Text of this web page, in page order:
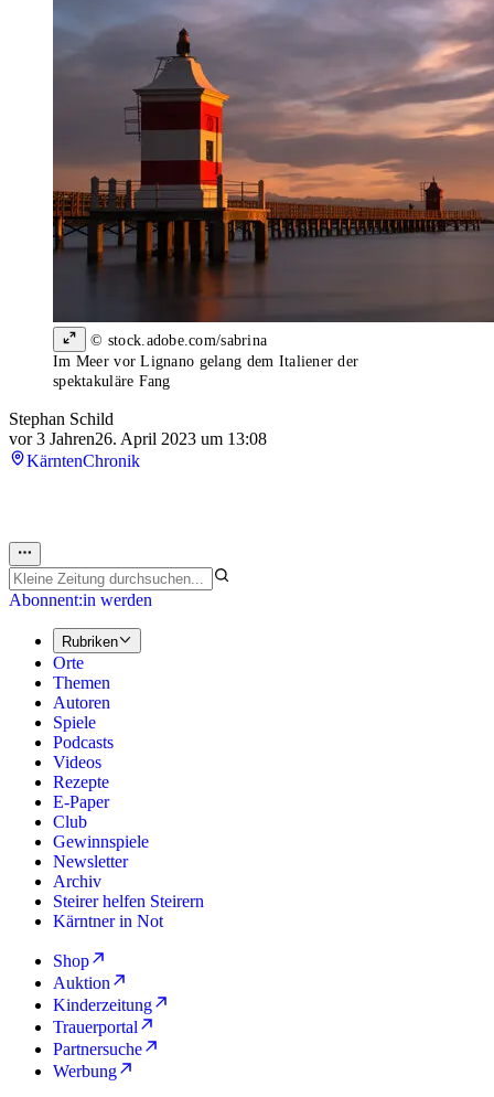
© stock.adobe.com/sabrina
Im Meer vor Lignano gelang dem Italiener der
spektakuläre Fang
Stephan Schild
vor 3 Jahren26. April 2023 um 13:08
KärntenChronik
Abonnent:in werden
Rubriken
Orte
Themen
Autoren
Spiele
Podcasts
Videos
Rezepte
E-Paper
Club
Gewinnspiele
Newsletter
Archiv
Steirer helfen Steirern
Kärntner in Not
Shop
Auktion
Kinderzeitung
Trauerportal
Partnersuche
Werbung